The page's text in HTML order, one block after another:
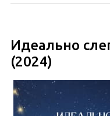
Идеально
(2024)